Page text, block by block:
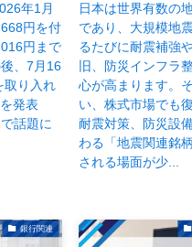
年1月
円を付
円まで
、7月16
取り入れ
発表
話題に
日本は世界有数の
であり、大規模地
るたびに耐震補強
旧、防災インフラ
心が高まります。
い、株式市場でも
耐震対策、防災設
わる「地震関連銘
される場面が少...
銀行関連